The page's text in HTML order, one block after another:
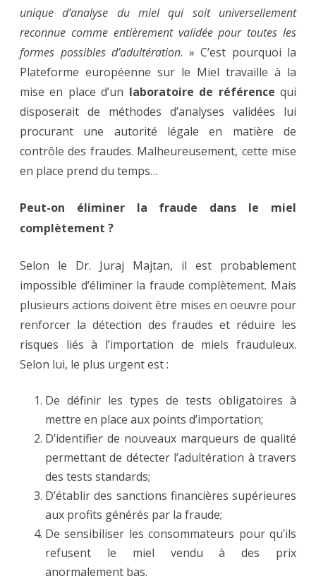
unique d’analyse du miel qui soit universellement
reconnue comme entièrement validée pour toutes les
formes possibles d’adultération. » C’est pourquoi la
Plateforme européenne sur le Miel travaille à la
mise en place d’un laboratoire de référence qui
disposerait de méthodes d’analyses validées lui
procurant une autorité légale en matière de
contrôle des fraudes. Malheureusement, cette mise
en place prend du temps…
Peut-on éliminer la fraude dans le miel
complètement ?
Selon le Dr. Juraj Majtan, il est probablement
impossible d’éliminer la fraude complètement. Mais
plusieurs actions doivent être mises en oeuvre pour
renforcer la détection des fraudes et réduire les
risques liés à l’importation de miels frauduleux.
Selon lui, le plus urgent est :
De définir les types de tests obligatoires à
mettre en place aux points d’importation;
D’identifier de nouveaux marqueurs de qualité
permettant de détecter l’adultération à travers
des tests standards;
D’établir des sanctions financières supérieures
aux profits générés par la fraude;
De sensibiliser les consommateurs pour qu’ils
refusent le miel vendu à des prix
anormalement bas.